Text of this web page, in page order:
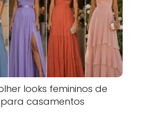
looks femininos de
casamentos